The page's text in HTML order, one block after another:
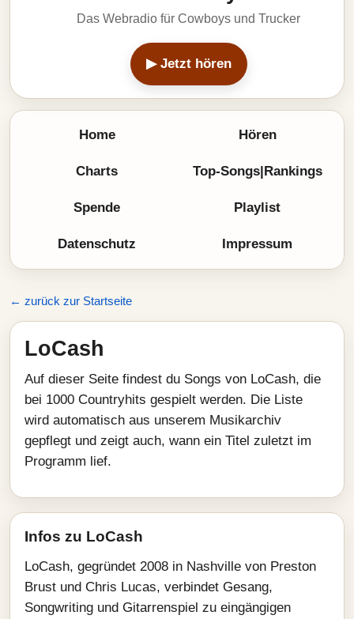
Das Webradio für Cowboys und Trucker
▶ Jetzt hören
Home Hören
Charts Top-Songs|Rankings
Spende Playlist
Datenschutz Impressum
← zurück zur Startseite
LoCash
Auf dieser Seite findest du Songs von LoCash, die
bei 1000 Countryhits gespielt werden. Die Liste
wird automatisch aus unserem Musikarchiv
gepflegt und zeigt auch, wann ein Titel zuletzt im
Programm lief.
Infos zu LoCash
LoCash, gegründet 2008 in Nashville von Preston
Brust und Chris Lucas, verbindet Gesang,
Songwriting und Gitarrenspiel zu eingängigen